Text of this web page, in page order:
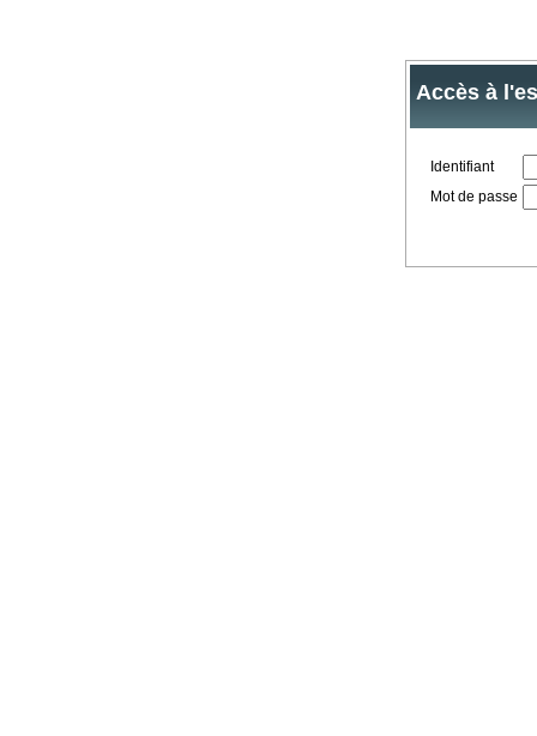
Accès à
Identifiant
Mot de passe